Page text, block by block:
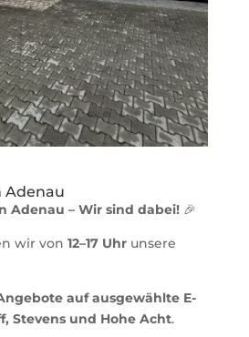
Adenau
Adenau – Wir sind dabei!🎉
wir von 12–17 Uhrunsere
auf ausgewählte E-
Stevens und Hohe Acht.